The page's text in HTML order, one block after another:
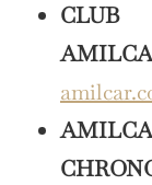
CLUB